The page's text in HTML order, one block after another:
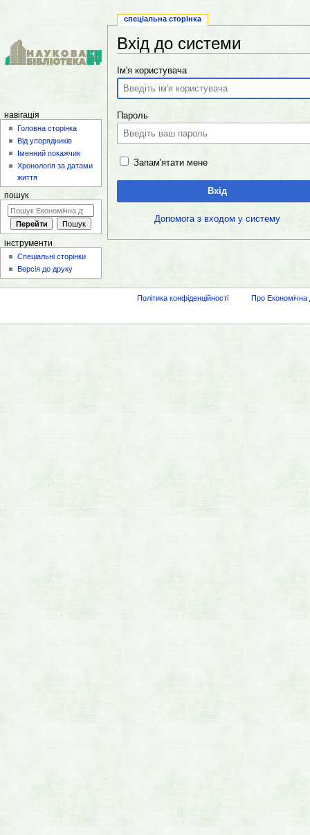
Вхід до системи
Ім'я користувача
Пароль
Запам'ятати мене
Вхід
Допомога з входом у систему
спеціальна сторінка
навігація
Головна сторінка
Від упорядників
Іменний покажчик
Хронологія за датами
життя
пошук
інструменти
Спеціальні сторінки
Версія до друку
Політика конфіденційності Про Економічна